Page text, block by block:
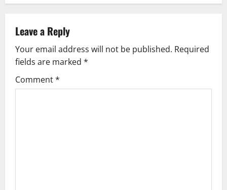
v
i
g
Leave a Reply
Your email address will not be published. Required
fields are marked *
Comment*